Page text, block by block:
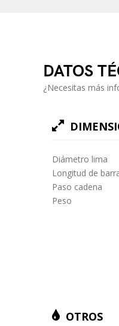
DATOS
¿Necesitas más
Diámetro lima
Longitud de
Paso cadena
Peso
OTROS